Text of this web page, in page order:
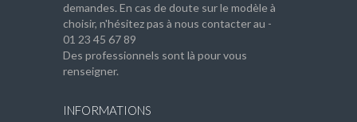
demandes. En cas de doute sur le modèle à
choisir, n'hésitez pas à nous contacter au -
01 23 45 67 89
Des professionnels sont là pour vous
renseigner.
INFORMATIONS